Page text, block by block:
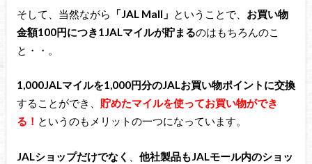
そして、当然ながら 「JAL Mall」 ということで、 お買い物
金額100円につき1JALマイルが貯まるのはもちろんのこ
と・・。
1,000JALマイルを1,000円分のJALお買い物ポイントに交換
することができ、 貯めたマイルを使ってお買い物ができ
る！ というのもメリットの一つになっています。
JALショップだけでなく
他社製品もJALモール内のショッ